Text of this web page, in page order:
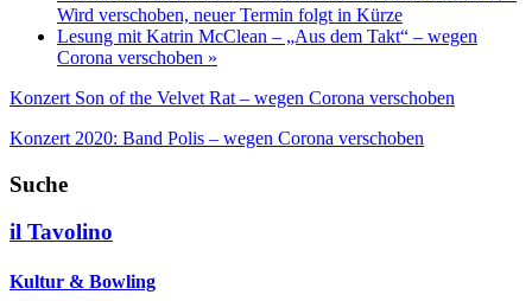
Wird verschoben, neuer Termin folgt in Kürze
Lesung mit Katrin McClean – „Aus dem Takt“ – wegen
Corona verschoben »
Konzert Son of the Velvet Rat – wegen Corona verschoben
Konzert 2020: Band Polis – wegen Corona verschoben
Suche
il Tavolino
Kultur & Bowling